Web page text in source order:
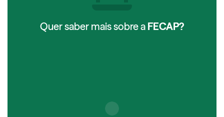
Quer saber mais sobre a FECAP?